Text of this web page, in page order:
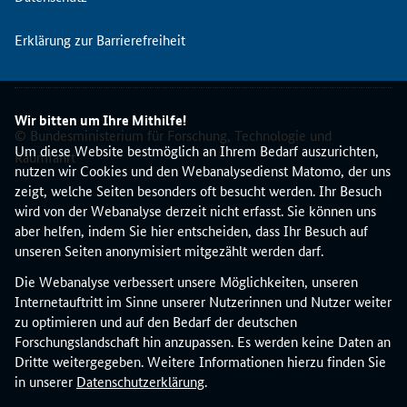
Wir bitten um Ihre Mithilfe!
Um diese Website bestmöglich an Ihrem Bedarf auszurichten,
nutzen wir Cookies und den Webanalysedienst Matomo, der uns
zeigt, welche Seiten besonders oft besucht werden. Ihr Besuch
wird von der Webanalyse derzeit nicht erfasst. Sie können uns
aber helfen, indem Sie hier entscheiden, dass Ihr Besuch auf
unseren Seiten anonymisiert mitgezählt werden darf.
Die Webanalyse verbessert unsere Möglichkeiten, unseren
Internetauftritt im Sinne unserer Nutzerinnen und Nutzer weiter
zu optimieren und auf den Bedarf der deutschen
Forschungslandschaft hin anzupassen. Es werden keine Daten an
Dritte weitergegeben. Weitere Informationen hierzu finden Sie
in unserer Datenschutzerklärung.
s
i
s
n
s
c
h
a
f
t
n
z
u
H
o
r
Erklärung zur Barrierefreiheit
© Bundesministerium für Forschung, Technologie und
Raumfahrt